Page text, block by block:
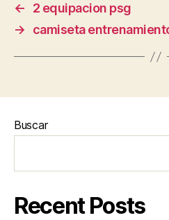
←
2 equipacion psg
→
camiseta
Buscar
Recent Posts